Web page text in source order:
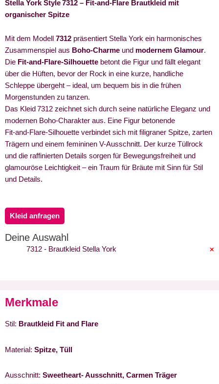
Stella York Style 7312 – Fit‑and‑Flare Brautkleid mit
organischer Spitze
Mit dem Modell 7312 präsentiert Stella York ein harmonisches
Zusammenspiel aus Boho‑Charme und modernem Glamour.
Die Fit‑and‑Flare-Silhouette betont die Figur und fällt elegant
über die Hüften, bevor der Rock in eine kurze, handliche
Schleppe übergeht – ideal, um bequem bis in die frühen
Morgenstunden zu tanzen.
Das Kleid 7312 zeichnet sich durch seine natürliche Eleganz und
modernen Boho-Charakter aus. Eine Figur betonende
Fit‑and‑Flare-Silhouette verbindet sich mit filigraner Spitze, zarten
Trägern und einem femininen V-Ausschnitt. Der kurze Tüllrock
und die raffinierten Details sorgen für Bewegungsfreiheit und
glamouröse Leichtigkeit – ein Traum für Bräute mit Sinn für Stil
und Details.
Kleid anfragen
Deine Auswahl
7312 - Brautkleid Stella York ×
Merkmale
Stil: Brautkleid Fit and Flare
Material: Spitze, Tüll
Ausschnitt: Sweetheart- Ausschnitt, Carmen Träger